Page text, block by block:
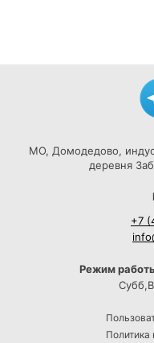
МО, Домодедово,
деревня
+7
Режим
Политика